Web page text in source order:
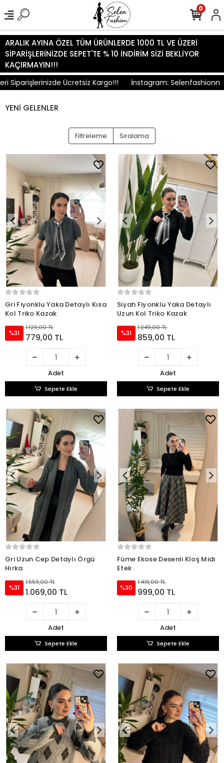
ARALIK AYINA ÖZEL TÜM ÜRÜNLERDE 1000 TL VE ÜZERİ
SİPARİŞLERİNİZDE SEPET'TE % 10 İNDİRİM SİZİ BEKLİYOR
KAÇIRMAYIN!!!
Ücretsiz Kargo!!! İnstagram: Selenfashionn
0
YENİ GELENLER
Filtreleme Sıralama
Gri Fiyonklu Yaka Detaylı Kısa
Kol Triko Kazak
%31
1.129,00 TL
779,00 TL
Adet
Sepete Ekle
Siyah Fiyonklu Yaka Detaylı
Uzun Kol Triko Kazak
%31
1.249,00 TL
859,00 TL
Adet
Sepete Ekle
Gri Uzun Cep Detaylı Örgü
Hırka
%31
1.559,00 TL
1.069,00 TL
Adet
Sepete Ekle
Füme Ekose Desenli Kloş Midi
Etek
%30
1.419,00 TL
999,00 TL
Adet
Sepete Ekle